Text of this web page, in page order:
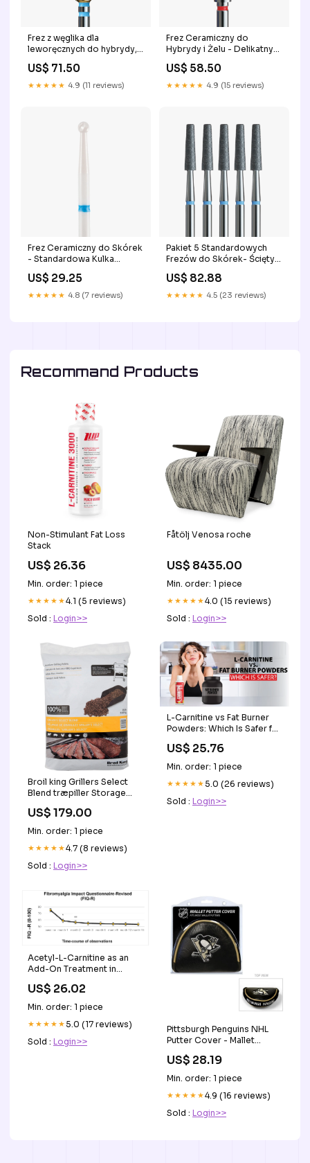
Frez z węglika dla
leworęcznych do hybrydy,
żelu i akrylu ze złotą
powłoką - standardowy
stożek cool
US$ 71.50
★★★★★ 4.9 (11 reviews)
Frez Ceramiczny do
Hybrydy i Żelu - Delikatny
Walec czarny
US$ 58.50
★★★★★ 4.9 (15 reviews)
Frez Ceramiczny do Skórek
- Standardowa Kulka
średniozaawansowany
US$ 29.25
★★★★★ 4.8 (7 reviews)
Pakiet 5 Standardowych
Frezów do Skórek- Ścięty
Stożek 2w1
US$ 82.88
★★★★★ 4.5 (23 reviews)
Recommand Products
Non-Stimulant Fat Loss
Stack
US$ 26.36
Min. order: 1 piece
★★★★★4.1 (5 reviews)
Sold : Login>>
Fåtölj Venosa roche
US$ 8435.00
Min. order: 1 piece
★★★★★4.0 (15 reviews)
Sold : Login>>
Broil king Grillers Select
Blend træpiller Storage
US$ 179.00
Min. order: 1 piece
★★★★★4.7 (8 reviews)
Sold : Login>>
L-Carnitine vs Fat Burner
Powders: Which Is Safer for
US$ 25.76
Min. order: 1 piece
★★★★★5.0 (26 reviews)
Sold : Login>>
Acetyl-L-Carnitine as an
Add-On Treatment in
Retrospective Analysis on
183 Patients, According to
the Generalized Linear
Mixed Model for
US$ 26.02
Min. order: 1 piece
★★★★★5.0 (17 reviews)
Sold : Login>>
Pittsburgh Penguins NHL
Putter Cover - Mallet
US$ 28.19
Min. order: 1 piece
★★★★★4.9 (16 reviews)
Sold : Login>>